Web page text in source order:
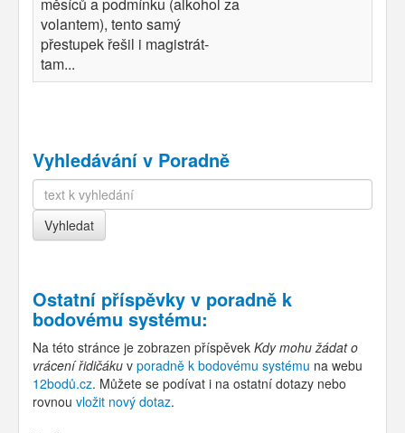
volantem), tento samý
přestupek řešil i magistrát-
tam...
Vyhledávání v Poradně
Ostatní příspěvky v poradně k
bodovému systému:
Na této stránce je zobrazen příspěvek Kdy mohu žádat o
vrácení řidičáku v poradně k bodovému systému na webu
12bodů.cz. Můžete se podívat i na ostatní dotazy nebo
rovnou vložit nový dotaz.